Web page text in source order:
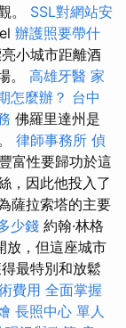
。 SSL對網站安
辦護照要帶什
小城市距離酒
。 高雄牙醫 家
怎麼辦？ 台中
佛羅里達州是
律師事務所 偵
富性要歸功於這
，因此他投入了
薩拉索塔的主要
少錢 約翰·林格
放，但這座城市
最特別和放鬆
費用 全面掌握
長照中心 單人